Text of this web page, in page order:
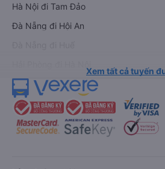
Hà Nội đi Tam Đảo
Đà Nẵng đi Hội An
Xem tất cả tuyến